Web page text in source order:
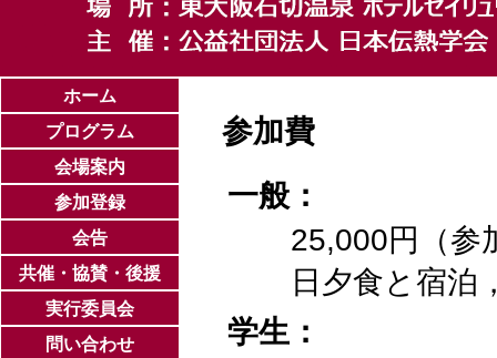
ホーム
プログラム
会場案内
参加登録
会告
共催・協賛・後援
実行委員会
問い合わせ
参加費
一般：
25,000円（参
日夕食と宿泊
学生：